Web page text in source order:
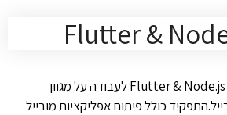
אנחנו מחפשים מפתח/ת Flutter & Node.js לעבודה על מגוון
כולל פיתוח אפליקציות מובייל